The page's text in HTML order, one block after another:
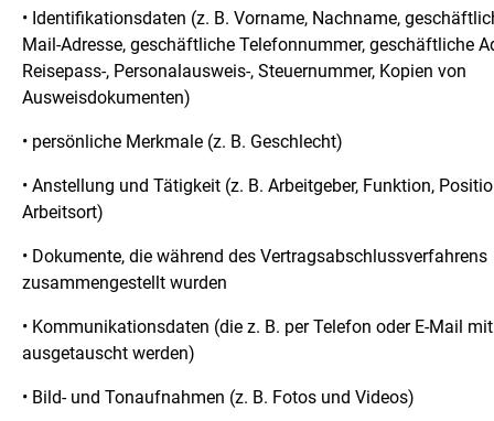
• Identifikationsdaten (z. B. Vorname, Nachname,
Mail-Adresse, geschäftliche Telefonnummer, geschäftliche
Reisepass-, Personalausweis-, Steuernummer, Kopien von
Ausweisdokumenten)
• persönliche Merkmale (z. B. Geschlecht)
• Anstellung und Tätigkeit (z. B. Arbeitgeber, Funktion,
Arbeitsort)
• Dokumente, die während des Vertragsabschlussverfahrens
zusammengestellt wurden
• Kommunikationsdaten (die z. B. per Telefon oder E-Mail
ausgetauscht werden)
• Bild- und Tonaufnahmen (z. B. Fotos und Videos)